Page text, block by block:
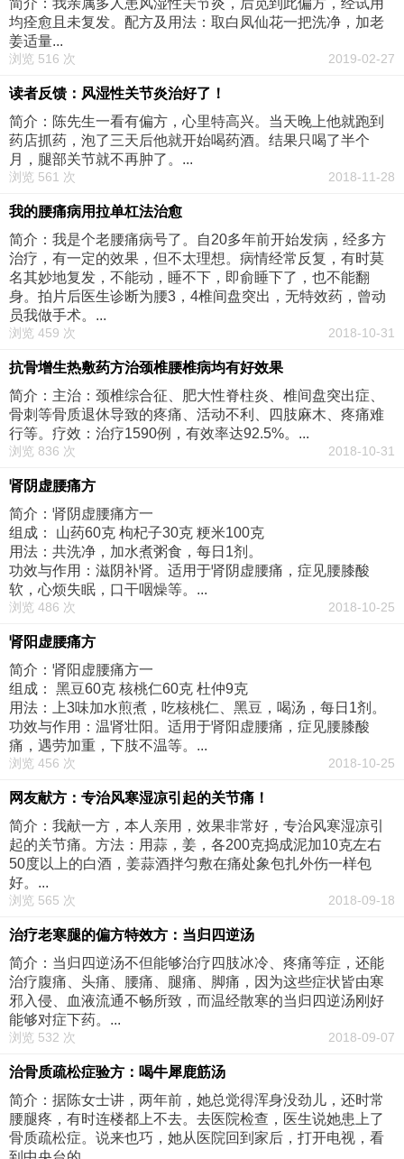
简介：我亲属多人患风湿性关节炎，后觅到此偏方，经试用
均痊愈且未复发。配方及用法：取白凤仙花一把洗净，加老
姜适量...
浏览 516 次 2019-02-27
读者反馈：风湿性关节炎治好了！
简介：陈先生一看有偏方，心里特高兴。当天晚上他就跑到
药店抓药，泡了三天后他就开始喝药酒。结果只喝了半个
月，腿部关节就不再肿了。...
浏览 561 次 2018-11-28
我的腰痛病用拉单杠法治愈
简介：我是个老腰痛病号了。自20多年前开始发病，经多方
治疗，有一定的效果，但不太理想。病情经常反复，有时莫
名其妙地复发，不能动，睡不下，即俞睡下了，也不能翻
身。拍片后医生诊断为腰3，4椎间盘突出，无特效药，曾动
员我做手术。...
浏览 459 次 2018-10-31
抗骨增生热敷药方治颈椎腰椎病均有好效果
简介：主治：颈椎综合征、肥大性脊柱炎、椎间盘突出症、
骨刺等骨质退休导致的疼痛、活动不利、四肢麻木、疼痛难
行等。疗效：治疗1590例，有效率达92.5%。...
浏览 836 次 2018-10-31
肾阴虚腰痛方
简介：肾阴虚腰痛方一
组成： 山药60克 枸杞子30克 粳米100克
用法：共洗净，加水煮粥食，每日1剂。
功效与作用：滋阴补肾。适用于肾阴虚腰痛，症见腰膝酸
软，心烦失眠，口干咽燥等。...
浏览 486 次 2018-10-25
肾阳虚腰痛方
简介：肾阳虚腰痛方一
组成： 黑豆60克 核桃仁60克 杜仲9克
用法：上3味加水煎煮，吃核桃仁、黑豆，喝汤，每日1剂。
功效与作用：温肾壮阳。适用于肾阳虚腰痛，症见腰膝酸
痛，遇劳加重，下肢不温等。...
浏览 456 次 2018-10-25
网友献方：专治风寒湿凉引起的关节痛！
简介：我献一方，本人亲用，效果非常好，专治风寒湿凉引
起的关节痛。方法：用蒜，姜，各200克捣成泥加10克左右
50度以上的白酒，姜蒜酒拌匀敷在痛处象包扎外伤一样包
好。...
浏览 565 次 2018-09-18
治疗老寒腿的偏方特效方：当归四逆汤
简介：当归四逆汤不但能够治疗四肢冰冷、疼痛等症，还能
治疗腹痛、头痛、腰痛、腿痛、脚痛，因为这些症状皆由寒
邪入侵、血液流通不畅所致，而温经散寒的当归四逆汤刚好
能够对症下药。...
浏览 532 次 2018-09-07
治骨质疏松症验方：喝牛犀鹿筋汤
简介：据陈女士讲，两年前，她总觉得浑身没劲儿，还时常
腰腿疼，有时连楼都上不去。去医院检查，医生说她患上了
骨质疏松症。说来也巧，她从医院回到家后，打开电视，看